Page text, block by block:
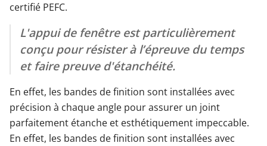
certifié PEFC.
L'appui de fenêtre est particulièrement
conçu pour résister à l’épreuve du temps
et faire preuve d'étanchéité.
En effet, les bandes de finition sont installées avec
précision à chaque angle pour assurer un joint
parfaitement étanche et esthétiquement impeccable.
En effet, les bandes de finition sont installées avec